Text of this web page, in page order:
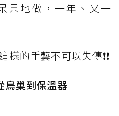
呆地做，一年、又一
的手藝不可以失傳❗❗
鳥巢到保溫器